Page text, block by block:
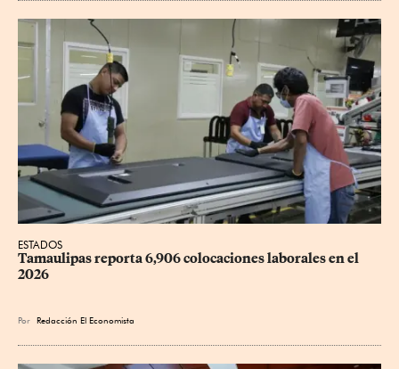
ESTADOS
Tamaulipas reporta 6,906 colocaciones laborales en el
2026
Por Redacción El Economista